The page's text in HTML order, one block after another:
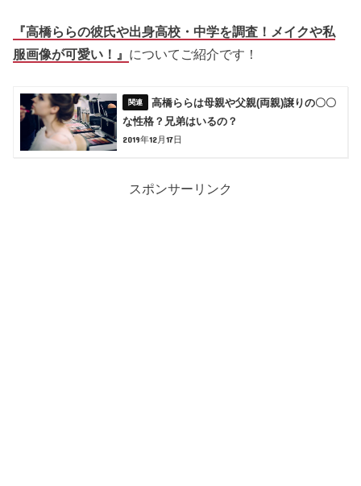
『高橋ららの彼氏や出身高校・中学を調査！メイクや私
服画像が可愛い！』 についてご紹介です！
高橋ららは母親や父親(両親)譲りの〇〇
な性格？兄弟はいるの？
2019年12月17日
スポンサーリンク